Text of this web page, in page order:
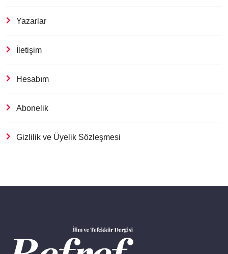
Yazarlar
İletişim
Hesabım
Abonelik
Gizlilik ve Üyelik Sözleşmesi